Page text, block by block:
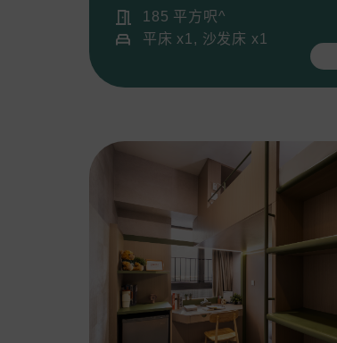
185 平方呎^
平床 x1, 沙发床 x1